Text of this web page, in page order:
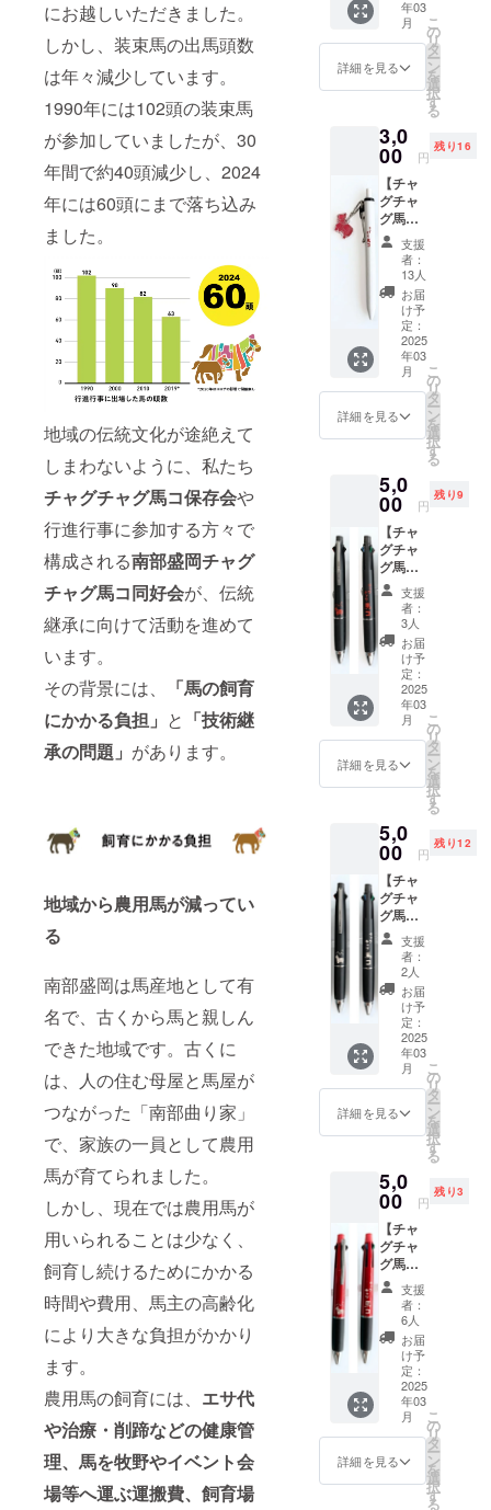
にお越しいただきました。
しかし、装束馬の出馬頭数
は年々減少しています。
1990年には102頭の装束馬
が参加していましたが、30
年間で約40頭減少し、2024
年には60頭にまで落ち込み
ました。
地域の伝統文化が途絶えて
しまわないように、私たち
チャグチャグ馬コ保存会や
行進行事に参加する方々で
構成される南部盛岡チャグ
チャグ馬コ同好会が、伝統
継承に向けて活動を進めて
います。
その背景には、
「馬の飼育
にかかる負担」 と 「技術継
承の問題」 があります。
地域から農用馬が減ってい
る
南部盛岡は馬産地として有
名で、古くから馬と親しん
できた地域です。古くに
は、人の住む母屋と馬屋が
つながった「南部曲り家」
で、家族の一員として農用
馬が育てられました。
しかし、現在では農用馬が
用いられることは少なく、
飼育し続けるためにかかる
時間や費用、馬主の高齢化
により大きな負担がかかり
ます。
農用馬の飼育には、 エサ代
や治療・削蹄などの健康管
理、馬を牧野やイベント会
場等へ運ぶ運搬費、飼育場
馬コを
デザイ
ンした
ボール
ペンで
す。 ・
ラック
・イン
ク色：
黒 ・
ボール
径：
0.38m
ターン
品の発
送のた
め、住
所・氏
名・電
話番号
は必ず
ご入力
交換は
承って
おりま
せんの
で、あ
らかじ
めご了
承くだ
さい。
年03
月
詳細を見る
こ
の
リ
タ
ー
ン
を
選
択
す
る
3,0
00 円
残り16
【チャ
グチャ
グ馬コ
ボール
ペン
（レッ
ド）】
チャグ
チャグ
馬コを
デザイ
ンした
ボール
ペンで
す。 ・
色：
・イン
ク色：
黒 ・
ボール
径：
0.38m
m ※リ
ターン
品の発
送のた
め、住
所・氏
名・電
話番号
は必ず
ご入力
くださ
承って
おりま
せんの
で、あ
らかじ
めご了
承くだ
さい。
支援
者：
13人
お届
け予
定：
2025
年03
月
詳細を見る
こ
の
リ
タ
ー
ン
を
選
択
す
る
5,0
00 円
残り9
【チャ
グチャ
グ馬コ
多機能
ペン４
＆１
（ブ
ラック×
赤）】
チャグ
チャグ
馬コを
デザイ
ンした
多機能
ペンで
色：ブ
ラック×
赤 ・イ
ンク
色：
黒、
赤、
青、緑
・ボー
ル径：
0.5mm
・芯径
（シャ
ープペ
ン）：
0.5mm
※リター
住所・
氏名・
電話番
号は必
ずご入
力くだ
さい。
※返品・
交換は
承って
おりま
せんの
で、あ
らかじ
めご了
承くだ
さい。
支援
者：
3人
お届
け予
定：
2025
年03
月
詳細を見る
こ
の
リ
タ
ー
ン
を
選
択
す
る
5,0
00 円
残り12
【チャ
グチャ
グ馬コ
多機能
ペン４
＆１
（ブ
ラック×
白）】
チャグ
チャグ
馬コを
デザイ
ンした
多機能
ペンで
色：ブ
ラック×
白 ・イ
ンク
色：
黒、
赤、
青、緑
・ボー
ル径：
0.5mm
・芯径
（シャ
ープペ
ン）：
0.5mm
※リター
支援
者：
2人
お届
け予
定：
2025
年03
月
詳細を見る
こ
の
リ
タ
ー
ン
を
選
択
す
る
5,0
00 円
残り3
【チャ
グチャ
グ馬コ
多機能
ペン４
＆１
（ボル
ドー）
】 チャ
グチャ
グ馬コ
をデザ
インし
た多機
能ペン
です。
支援
者：
6人
お届
け予
定：
2025
年03
月
詳細を見る
こ
の
リ
タ
ー
ン
を
選
択
す
る